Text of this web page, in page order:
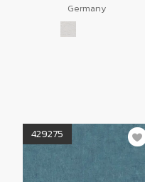
Germany
429275